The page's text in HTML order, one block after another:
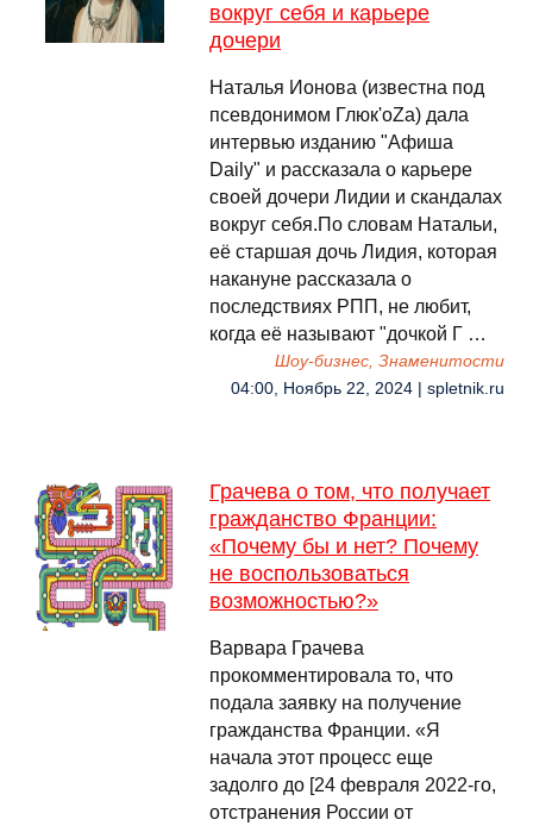
вокруг себя и карьере
дочери
Наталья Ионова (известна под
псевдонимом Глюк'оZа) дала
интервью изданию "Афиша
Daily" и рассказала о карьере
своей дочери Лидии и скандалах
вокруг себя.По словам Натальи,
её старшая дочь Лидия, которая
накануне рассказала о
последствиях РПП, не любит,
когда её называют "дочкой Г …
Шоу-бизнес, Знаменитости
04:00, Ноябрь 22, 2024 | spletnik.ru
Грачева о том, что получает
гражданство Франции:
«Почему бы и нет? Почему
не воспользоваться
возможностью?»
Варвара Грачева
прокомментировала то, что
подала заявку на получение
гражданства Франции. «Я
начала этот процесс еще
задолго до [24 февраля 2022-го,
отстранения России от